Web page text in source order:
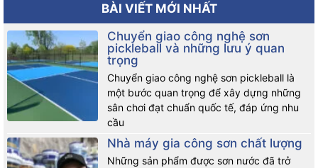
BÀI VIẾT MỚI NHẤT
Chuyển giao công nghệ sơn
pickleball và những lưu ý quan
trọng
Chuyển giao công nghệ sơn pickleball là
một bước quan trọng để xây dựng những
sân chơi đạt chuẩn quốc tế, đáp ứng nhu
cầu
Nhà máy gia công sơn chất lượng
Những sản phẩm được sơn nước đã trở